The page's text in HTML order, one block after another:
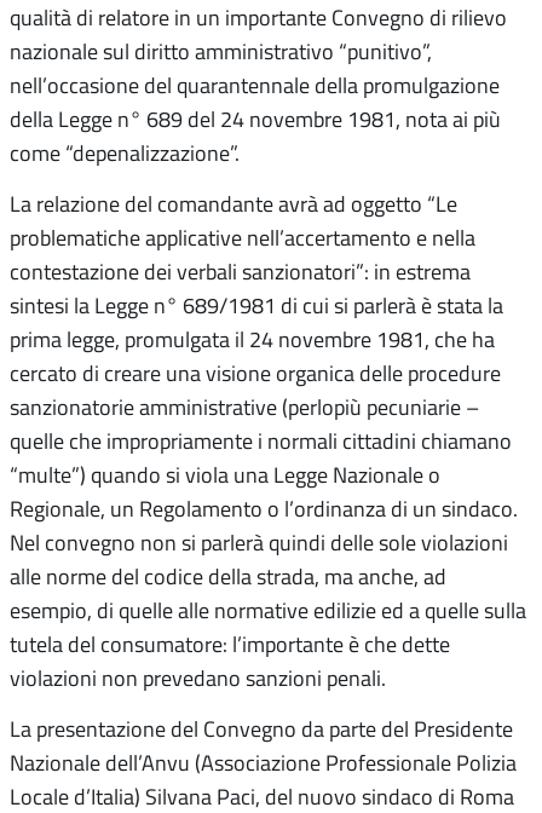
qualità di relatore in un importante Convegno di rilievo
nazionale sul diritto amministrativo “punitivo”,
nell’occasione del quarantennale della promulgazione
della Legge n° 689 del 24 novembre 1981, nota ai più
come “depenalizzazione”.
La relazione del comandante avrà ad oggetto “Le
problematiche applicative nell’accertamento e nella
contestazione dei verbali sanzionatori”: in estrema
sintesi la Legge n° 689/1981 di cui si parlerà è stata la
prima legge, promulgata il 24 novembre 1981, che ha
cercato di creare una visione organica delle procedure
sanzionatorie amministrative (perlopiù pecuniarie –
quelle che impropriamente i normali cittadini chiamano
“multe”) quando si viola una Legge Nazionale o
Regionale, un Regolamento o l’ordinanza di un sindaco.
Nel convegno non si parlerà quindi delle sole violazioni
alle norme del codice della strada, ma anche, ad
esempio, di quelle alle normative edilizie ed a quelle sulla
tutela del consumatore: l’importante è che dette
violazioni non prevedano sanzioni penali.
La presentazione del Convegno da parte del Presidente
Nazionale dell’Anvu (Associazione Professionale Polizia
Locale d’Italia) Silvana Paci, del nuovo sindaco di Roma